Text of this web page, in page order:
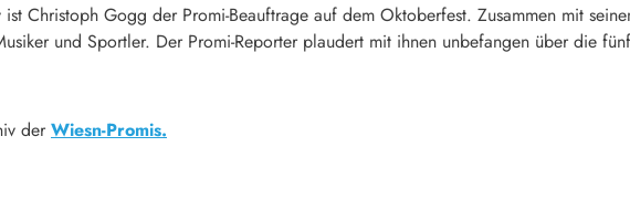
ist Christoph Gogg der Promi-Beauftrage auf dem Oktoberfest. Zusammen mit
und Sportler. Der Promi-Reporter plaudert mit ihnen unbefangen über die
der Wiesn-Promis.